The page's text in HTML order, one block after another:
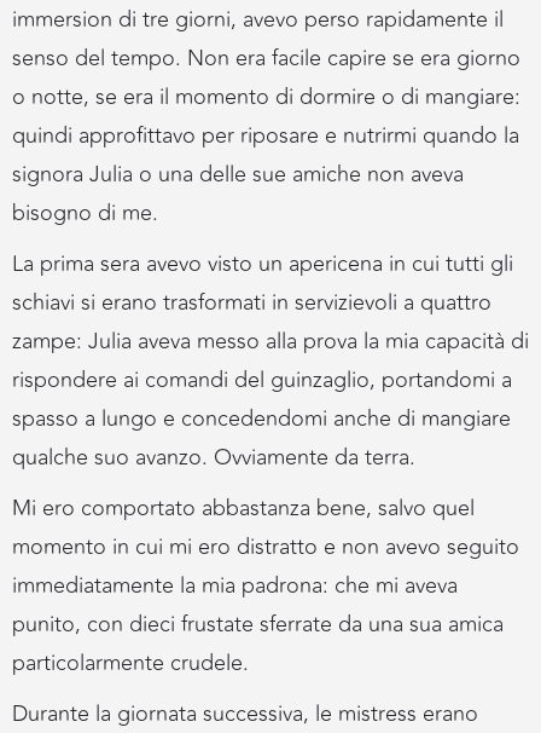
immersion di tre giorni, avevo perso rapidamente il
senso del tempo. Non era facile capire se era giorno
o notte, se era il momento di dormire o di mangiare:
quindi approfittavo per riposare e nutrirmi quando la
signora Julia o una delle sue amiche non aveva
bisogno di me.
La prima sera avevo visto un apericena in cui tutti gli
schiavi si erano trasformati in servizievoli a quattro
zampe: Julia aveva messo alla prova la mia capacità di
rispondere ai comandi del guinzaglio, portandomi a
spasso a lungo e concedendomi anche di mangiare
qualche suo avanzo. Ovviamente da terra.
Mi ero comportato abbastanza bene, salvo quel
momento in cui mi ero distratto e non avevo seguito
immediatamente la mia padrona: che mi aveva
punito, con dieci frustate sferrate da una sua amica
particolarmente crudele.
Durante la giornata successiva, le mistress erano